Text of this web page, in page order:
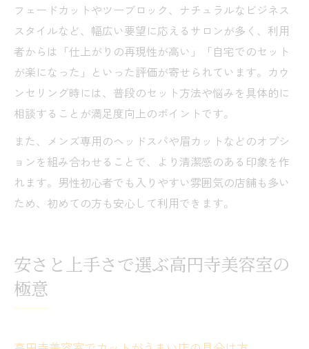
フェードカットやツーブロック、ナチュラルなビジネス
スタイルなど、幅広い要望に応えるサロンが多く、利用
者からは「仕上がりの再現性が高い」「自宅でのセット
が楽になった」といった評価が寄せられています。カウ
ンセリング時には、普段のセット方法や悩みを具体的に
相談することが満足度向上のポイントです。
また、メンズ専用のヘッドスパや眉カットなどのオプシ
ョンを組み合わせることで、より清潔感のある印象を作
れます。男性初心者でも入りやすい雰囲気の店舗も多い
ため、初めての方も安心して利用できます。
安さと上手さで選ぶ高円寺美容室の
極意